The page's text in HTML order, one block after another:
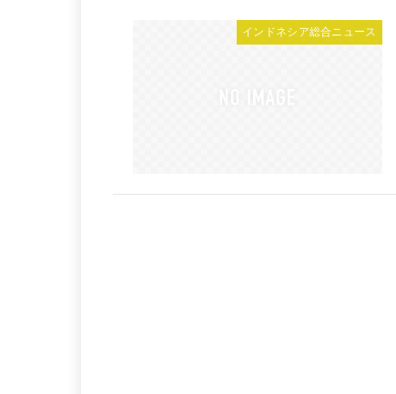
インドネシア総合ニュース